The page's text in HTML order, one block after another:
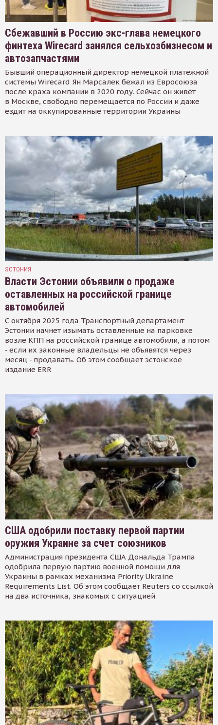
Сбежавший в Россию экс-глава немецкого
финтеха Wirecard занялся сельхозбизнесом и
автозапчастями
Бывший операционный директор немецкой платёжной
системы Wirecard Ян Марсалек бежал из Евросоюза
после краха компании в 2020 году. Сейчас он живёт
в Москве, свободно перемещается по России и даже
ездит на оккупированные территории Украины
ЭСТОНИЯ
Власти Эстонии объявили о продаже
оставленных на российской границе
автомобилей
С октября 2025 года Транспортный департамент
Эстонии начнет изымать оставленные на парковке
возле КПП на российской границе автомобили, а потом
- если их законные владельцы не объявятся через
месяц - продавать. Об этом сообщает эстонское
издание ERR
США одобрили поставку первой партии
оружия Украине за счет союзников
Администрация президента США Дональда Трампа
одобрила первую партию военной помощи для
Украины в рамках механизма Priority Ukraine
Requirements List. Об этом сообщает Reuters со ссылкой
на два источника, знакомых с ситуацией